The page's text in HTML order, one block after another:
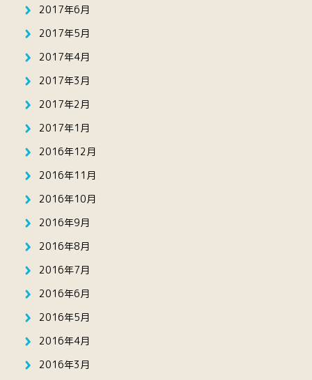
2017年6月
2017年5月
2017年4月
2017年3月
2017年2月
2017年1月
2016年12月
2016年11月
2016年10月
2016年9月
2016年8月
2016年7月
2016年6月
2016年5月
2016年4月
2016年3月